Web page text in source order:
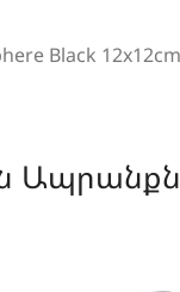
Black 12x12cm